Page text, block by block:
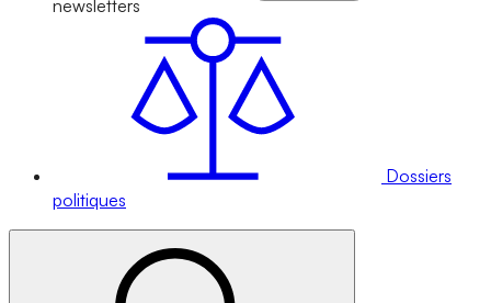
newsletters
Dossiers
politiques